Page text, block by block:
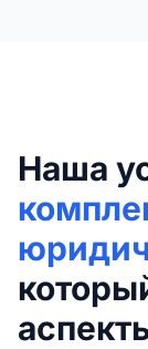
Наша